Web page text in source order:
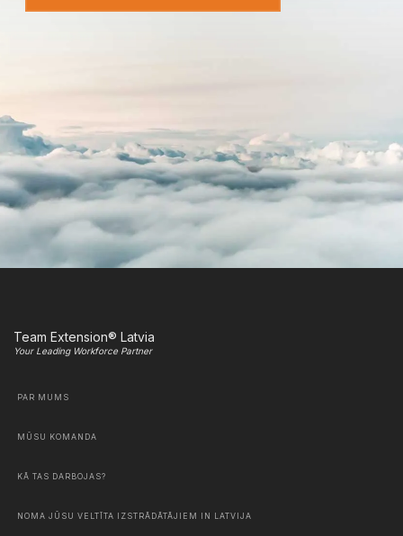
Team Extension® Latvia
Your Leading Workforce Partner
PAR MUMS
MŪSU KOMANDA
KĀ TAS DARBOJAS?
NOMA JŪSU VELTĪTA IZSTRĀDĀTĀJIEM IN LATVIJA